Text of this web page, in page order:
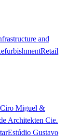
and
Retail
Miguel &
Architekten Cie.
Estúdio Gustavo